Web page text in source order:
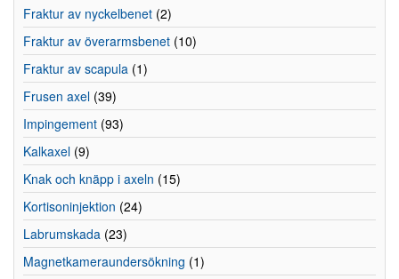
Fraktur av nyckelbenet (2)
Fraktur av överarmsbenet (10)
Fraktur av scapula (1)
Frusen axel (39)
Impingement (93)
Kalkaxel (9)
Knak och knäpp i axeln (15)
Kortisoninjektion (24)
Labrumskada (23)
Magnetkameraundersökning (1)